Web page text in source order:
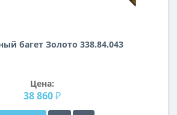
багет Золото 338.84.043
Цена:
38 860 ₽